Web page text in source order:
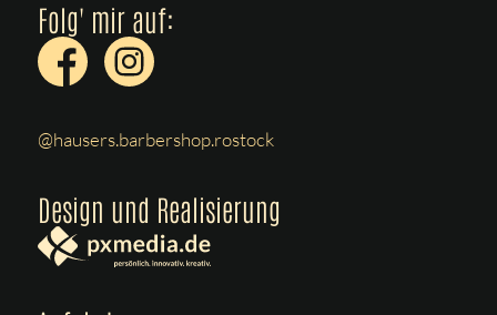
Folg' mir auf:
@hausers.barbershop.rostock
Design und Realisierung